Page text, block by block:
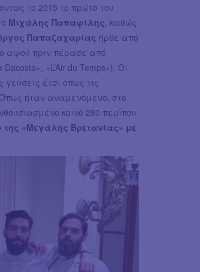
το 2015 το πρώτο του
Μιχάλης Παπαφίλης , καθώς
Παπαζαχαρίας ήρθε από
αφού πριν πέρασε από
«L’Air du Temps»). Οι
έτσι όπως τις
ήταν αναμενόμενο, στο
κοινό 280 περίπου
της «Μεγάλης Βρετανίας» με